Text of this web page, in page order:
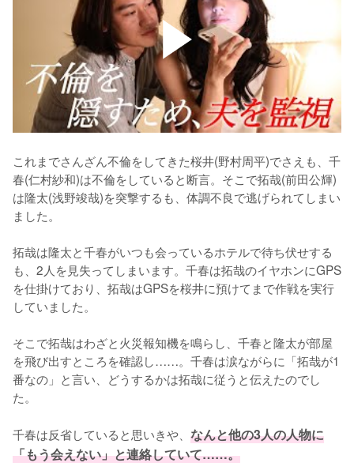
これまでさんざん不倫をしてきた桜井(野村周平)でさえも、千
春(仁村紗和)は不倫をしていると断言。そこで拓哉(前田公輝)
は隆太(浅野竣哉)を突撃するも、体調不良で逃げられてしまい
ました。
拓哉は隆太と千春がいつも会っているホテルで待ち伏せする
も、2人を見失ってしまいます。千春は拓哉のイヤホンにGPS
を仕掛けており、拓哉はGPSを桜井に預けてまで作戦を実行
していました。
そこで拓哉はわざと火災報知機を鳴らし、千春と隆太が部屋
を飛び出すところを確認し……。千春は涙ながらに「拓哉が1
番なの」と言い、どうするかは拓哉に従うと伝えたのでし
た。
千春は反省していると思いきや、 なんと他の3人の人物に
「もう会えない」と連絡していて……。